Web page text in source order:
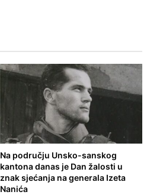
Na području Unsko-sanskog
kantona danas je Dan žalosti u
znak sjećanja na generala Izeta
Nanića